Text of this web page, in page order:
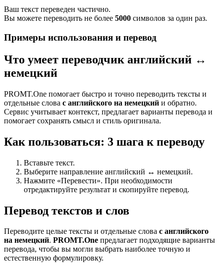
Ваш текст переведен частично.
Вы можете переводить не более 5000 символов за один раз.
Примеры использования и перевод
Что умеет переводчик английский ↔
немецкий
PROMT.One помогает быстро и точно переводить тексты и
отдельные слова с английского на немецкий и обратно.
Сервис учитывает контекст, предлагает варианты перевода и
помогает сохранять смысл и стиль оригинала.
Как пользоваться: 3 шага к переводу
Вставьте текст.
Выберите направление английский ↔ немецкий.
Нажмите «Перевести». При необходимости
отредактируйте результат и скопируйте перевод.
Перевод текстов и слов
Переводите целые тексты и отдельные слова с английского
на немецкий. PROMT.One предлагает подходящие варианты
перевода, чтобы вы могли выбрать наиболее точную и
естественную формулировку.